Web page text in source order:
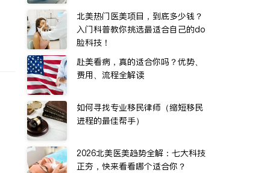
北美热门医美项目，到底多少钱？
入门科普教你挑选最适合自己的do
脸科技！
赴美看病，真的适合你吗？优势、
费用、流程全解读
如何寻找专业移民律师（缩短移民
进程的最佳帮手）
2026北美医美趋势全解：七大科技
正夯，快来看看哪个适合你？